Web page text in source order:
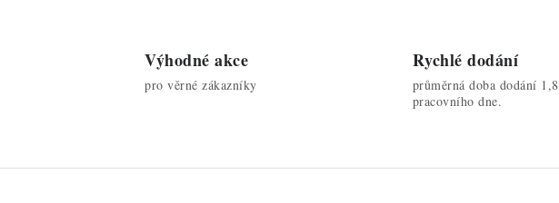
Výhodné akce
pro věrné zákazníky
Rychlé dodání
průměrná doba dodání 1,8
pracovního dne.